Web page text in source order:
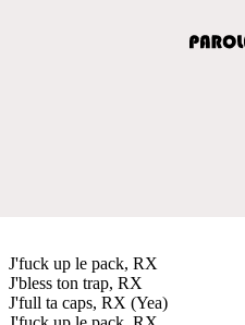
J'fuck up le pack, RX
J'bless ton trap, RX
J'full ta caps, RX (Yea)